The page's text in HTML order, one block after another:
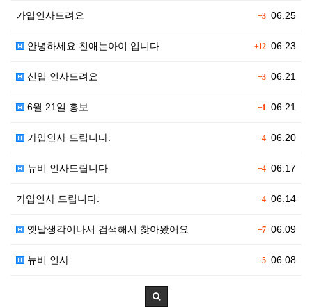
+306.25
가입인사드려요
+1206.23
안녕하세요 친애는아이 입니다.
+306.21
신입 인사드려요
+1 06.21
6월 21일 홍보
+406.20
가입인사 드립니다.
+406.17
뉴비 인사드립니다
+406.14
가입인사 드립니다.
+706.09
옛날생각이나서 검색해서 찾아왔어요
+506.08
뉴비 인사